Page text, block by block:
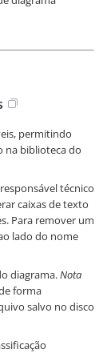
permitindo
na biblioteca do
técnico
caixas de texto
Para remover um
lado do nome
diagrama.Nota
forma
salvo no disco